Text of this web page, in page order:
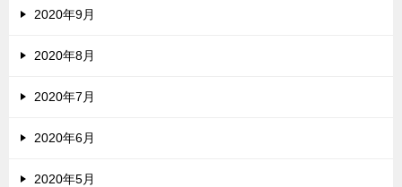
2020年9月
2020年8月
2020年7月
2020年6月
2020年5月